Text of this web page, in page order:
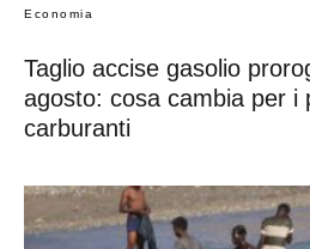
Economia
Taglio accise gasolio
agosto: cosa cambia per i
carburanti